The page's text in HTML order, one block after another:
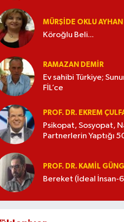
MÜRŞIDE OKLU AYHAN
Köroğlu Beli...
RAMAZAN DEMİR
Ev sahibi Türkiye;
FİL’ce
PROF. DR. EKREM
Psikopat, Sosyopat,
Partnerlerin Yaptığı
PROF. DR. KAMIL
Bereket (İdeal İnsan-